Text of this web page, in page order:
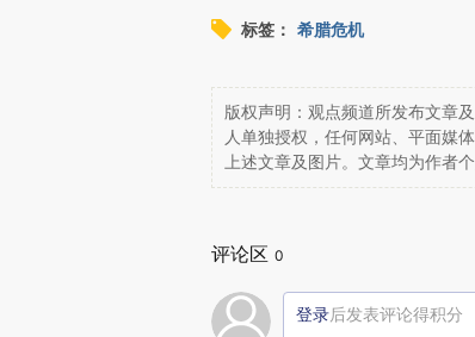
标签： 希腊危机
版权声明：观点频道所发布文章
人单独授权，任何网站、平面媒
上述文章及图片。文章均为作者
评论区 0
登录后发表评论得积分